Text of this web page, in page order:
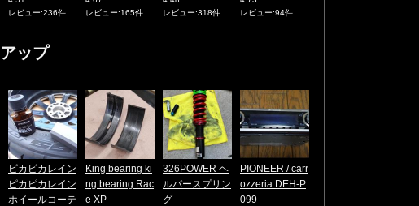
レビュー:236件
レビュー:165件
レビュー:318件
レビュー:94件
ップ
ピカピカレイン
ピカピカレイン
ホイールコーテ
King bearing ki
ng bearing Rac
e XP
326POWER ヘ
ルパースプリン
グ
PIONEER / carr
ozzeria DEH-P
099